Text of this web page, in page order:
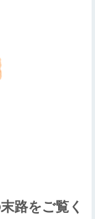
路をご覧く